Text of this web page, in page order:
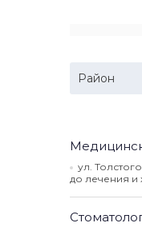
Район
ул.
до лечения и